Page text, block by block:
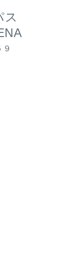
ス